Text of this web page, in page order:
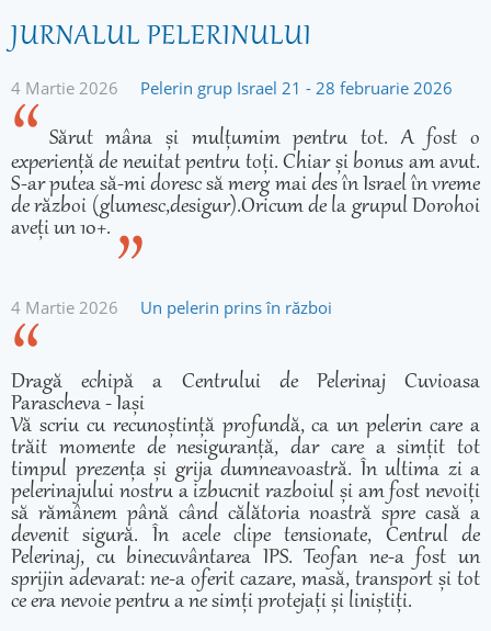
JURNALUL PELERINULUI
4 Martie 2026 Pelerin grup Israel 21 - 28 februarie 2026
Sărut mâna și mulțumim pentru tot. A fost o
experiență de neuitat pentru toți. Chiar și bonus am avut.
S-ar putea să-mi doresc să merg mai des în Israel în vreme
de război (glumesc,desigur).Oricum de la grupul Dorohoi
aveți un 10+.
4 Martie 2026 Un pelerin prins în război
Dragă echipă a Centrului de Pelerinaj Cuvioasa
Parascheva - Iași
Vă scriu cu recunoștință profundă, ca un pelerin care a
trăit momente de nesiguranță, dar care a simțit tot
timpul prezența și grija dumneavoastră. În ultima zi a
pelerinajului nostru a izbucnit razboiul și am fost nevoiți
să rămânem până când călătoria noastră spre casă a
devenit sigură. În acele clipe tensionate, Centrul de
Pelerinaj, cu binecuvântarea IPS. Teofan ne-a fost un
sprijin adevarat: ne-a oferit cazare, masă, transport și tot
ce era nevoie pentru a ne simți protejați și liniștiți.